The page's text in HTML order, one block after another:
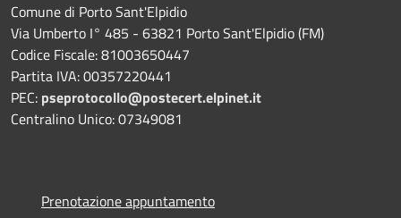
Comune di Porto Sant'Elpidio
Via Umberto I° 485 - 63821 Porto Sant'Elpidio (FM)
Codice Fiscale: 81003650447
Partita IVA: 00357220441
PEC: pseprotocollo@postecert.elpinet.it
Centralino Unico: 07349081
Prenotazione appuntamento